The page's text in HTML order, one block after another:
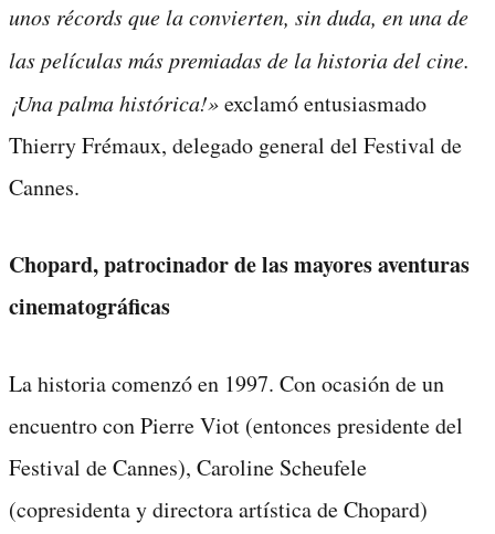
unos récords que la convierten, sin duda, en una de
las películas más premiadas de la historia del cine.
¡Una palma histórica!»exclamó entusiasmado
Thierry Frémaux, delegado general del Festival de
Cannes.
Chopard, patrocinador de las mayores aventuras
cinematográficas
La historia comenzó en 1997. Con ocasión de un
encuentro con Pierre Viot (entonces presidente del
Festival de Cannes), Caroline Scheufele
(copresidenta y directora artística de Chopard)